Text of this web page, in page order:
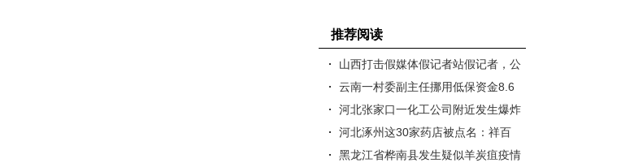
推荐阅读
山西打击假媒体假记者站假记者，公
布5起典型案件
云南一村委副主任挪用低保资金8.6
万余元潜逃，十年后投案自首
河北张家口一化工公司附近发生爆炸
已致22死22伤
河北涿州这30家药店被点名：祥百
顺大药房严重失信，德厚康等29家..
黑龙江省桦南县发生疑似羊炭疽疫情